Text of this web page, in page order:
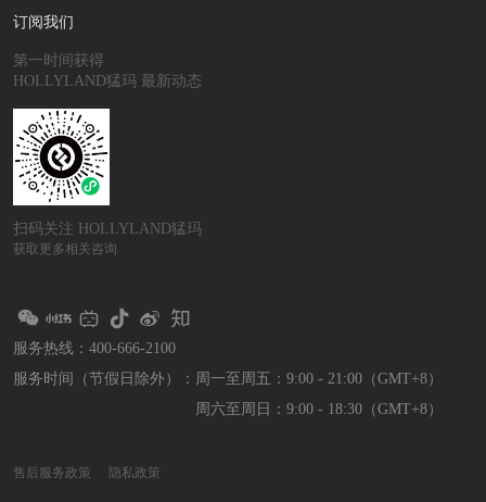
订阅我们
第一时间获得
HOLLYLAND猛玛 最新动态
扫码关注 HOLLYLAND猛玛
获取更多相关咨询
服务热线：400-666-2100
服务时间（节假日除外）： 周一至周五：9:00 - 21:00（GMT+8）
周六至周日：9:00 - 18:30（GMT+8）
售后服务政策 隐私政策